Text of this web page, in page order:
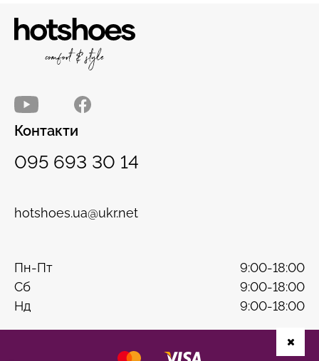
Контакти
095 693 30 14
hotshoes.ua@ukr.net
Пн-Пт
9:00-18:00
Сб
9:00-18:00
Нд
9:00-18:00